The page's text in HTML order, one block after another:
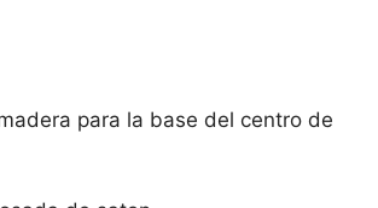
para la base del centro de